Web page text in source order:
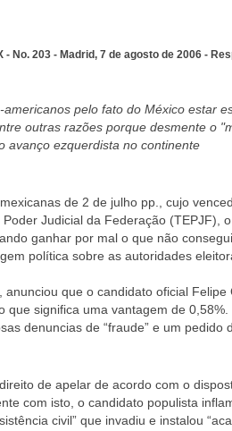
No. 203 - Madrid, 7 de agosto de 2006 -
pelo fato do México estar
outras razões porque desmente o
avanço ezquerdista no continente
de 2 de julho pp., cujo
Judicial da Federação (TEPJF),
ganhar por mal o que não
política sobre as autoridades
que o candidato oficial Felipe
significa uma vantagem de
denuncias de “fraude” e um pedido
de apelar de acordo com o
com isto, o candidato populista
civil” que invadiu e instalou